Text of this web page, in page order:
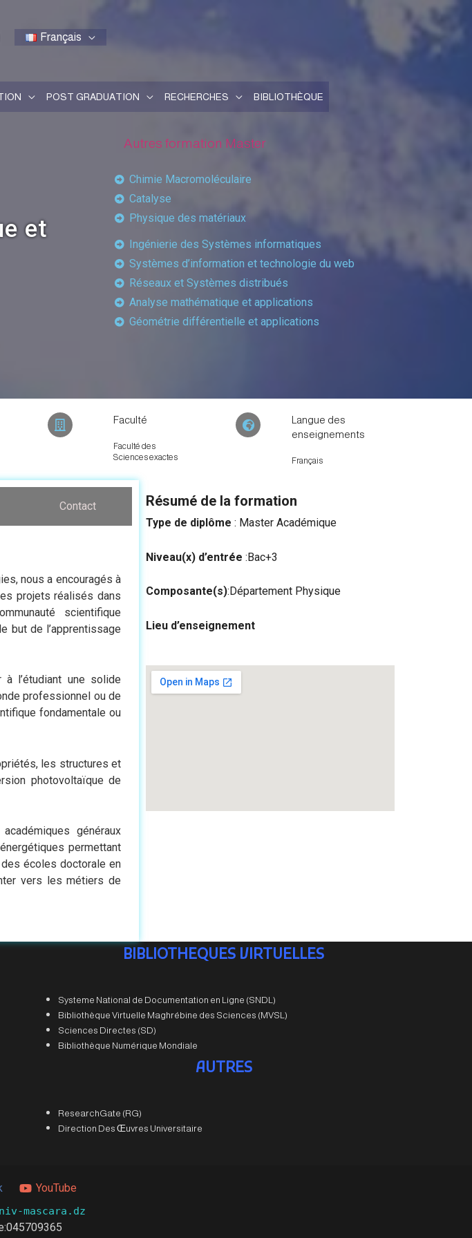
Français
POST GRADUATION RECHERCHES BIBLIOTHÈQUE
et
Autres formation Master
Chimie Macromoléculaire
Catalyse
Physique des matériaux​
Ingénierie des Systèmes informatiques
Systèmes d’information et technologie du web
Réseaux et Systèmes distribués
Analyse mathématique et applications
Géométrie différentielle et applications
Faculté
Faculté des
Sciences exactes
Langue des
enseignements
Français
Contact
nous a encouragés à
projets réalisés dans
scientifique
but de l’apprentissage
l’étudiant une solide
professionnel ou de
fondamentale ou
les structures et
photovoltaïque de
généraux
permettant
des écoles doctorale en
vers les métiers de
Résumé de la formation
Type de diplôme : Master Académique
Niveau(x) d’entrée :Bac+3
Composante(s):Département Physique
Lieu d’enseignement
BIBLIOTHEQUES VIRTUELLES
Systeme National de Documentation en Ligne (SNDL)
Bibliothèque Virtuelle Maghrébine des Sciences (MVSL)
Sciences Directes (SD)
Bibliothèque Numérique Mondiale
AUTRES
ResearchGate (RG)
Direction Des Œuvres Universitaire
YouTube
mascara.dz
045709365